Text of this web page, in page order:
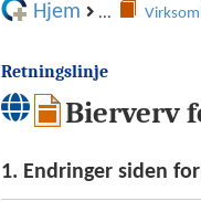
Hjem ...
Retningslinje
Bierverv
1. Endringer siden